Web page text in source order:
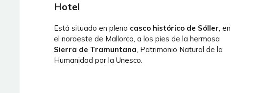
Hotel
Está situado en pleno casco histórico de Sóller, en
el noroeste de Mallorca, a los pies de la hermosa
Sierra de Tramuntana, Patrimonio Natural de la
Humanidad por la Unesco.